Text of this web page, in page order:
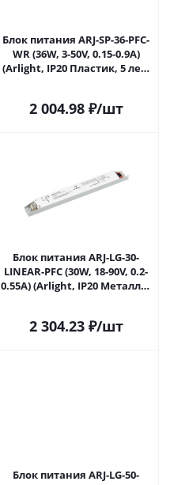
Блок питания ARJ-SP-36-PFC-
WR (36W, 3-50V, 0.15-0.9A)
(Arlight, IP20 Пластик, 5 лет)
2 004.98₽/шт
Блок питания ARJ-LG-30-
LINEAR-PFC (30W, 18-90V, 0.2-
0.55A) (Arlight, IP20 Металл, 5
2 304.23₽/шт
Блок питания ARJ-LG-50-